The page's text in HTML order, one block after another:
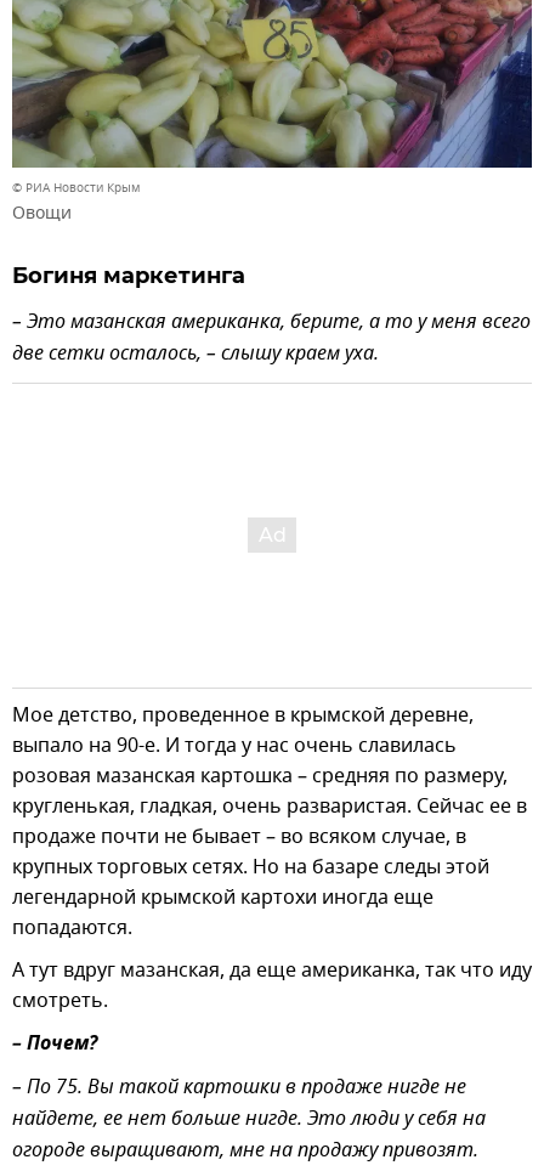
© РИА Новости Крым
Овощи
Богиня маркетинга
– Это мазанская американка, берите, а то у меня всего
две сетки осталось, – слышу краем уха.
Мое детство, проведенное в крымской деревне,
выпало на 90-е. И тогда у нас очень славилась
розовая мазанская картошка – средняя по размеру,
кругленькая, гладкая, очень разваристая. Сейчас ее в
продаже почти не бывает – во всяком случае, в
крупных торговых сетях. Но на базаре следы этой
легендарной крымской картохи иногда еще
попадаются.
А тут вдруг мазанская, да еще американка, так что иду
смотреть.
– Почем?
– По 75. Вы такой картошки в продаже нигде не
найдете, ее нет больше нигде. Это люди у себя на
огороде выращивают, мне на продажу привозят.